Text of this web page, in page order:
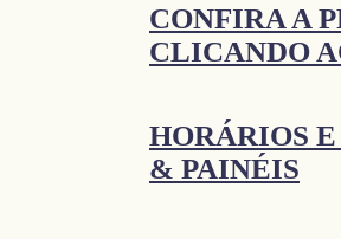
CONFIRA A
CLICANDO
HORÁRIOS
& PAINÉIS